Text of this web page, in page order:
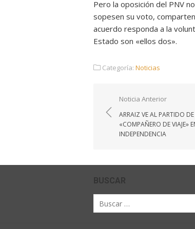
Pero la oposición del PNV
sopesen su voto,
acuerdo responda a la
Estado son «ellos dos».
Categoría: Noticias
Navegación
de
entradas
Noticia Anterior
ARRAIZ VE AL PARTIDO
«COMPAÑERO DE VIAJE»
INDEPENDENCIA
BUSCAR
Buscar
por: